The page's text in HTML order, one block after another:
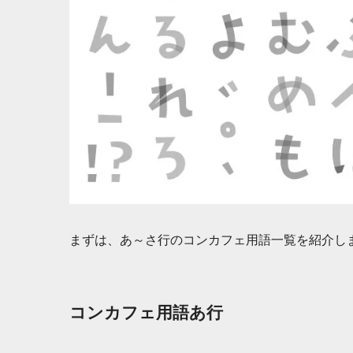
まずは、あ～さ行のコンカフェ用語一覧を紹介し
コンカフェ用語あ行